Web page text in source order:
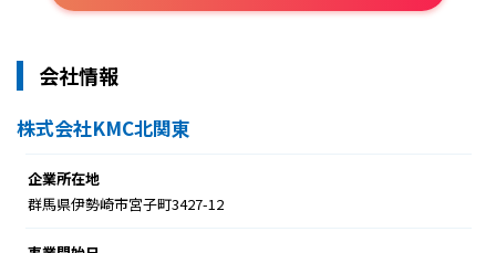
会社情報
株式会社KMC北関東
企業所在地
群馬県伊勢崎市宮子町3427-12